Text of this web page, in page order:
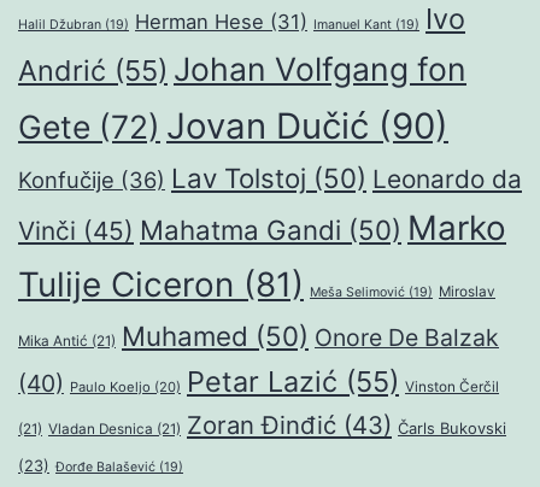
Halil Džubran (19) Herman Hese (31) Imanuel Kant (19)
Ivo
Andrić (55) Johan Volfgang fon
Gete (72) Jovan Dučić (90)
Konfučije (36) Lav Tolstoj (50) Leonardo da
Vinči (45) Mahatma Gandi (50) Marko
Tulije Ciceron (81) Meša Selimović (19) Miroslav
Mika Antić (21) Muhamed (50) Onore De Balzak
(40) Paulo Koeljo (20) Petar Lazić (55) Vinston Čerčil
(21) Vladan Desnica (21) Zoran Đinđić (43) Čarls Bukovski
(23) Đorđe Balašević (19)